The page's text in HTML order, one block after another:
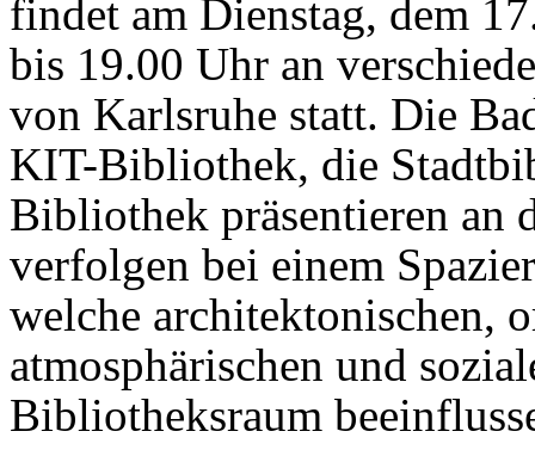
findet am Dienstag, dem
bis 19.00 Uhr an
von Karlsruhe statt. Die
KIT-Bibliothek, die
Bibliothek präsentieren an
verfolgen bei einem
welche architektonischen,
atmosphärischen und
Bibliotheksraum